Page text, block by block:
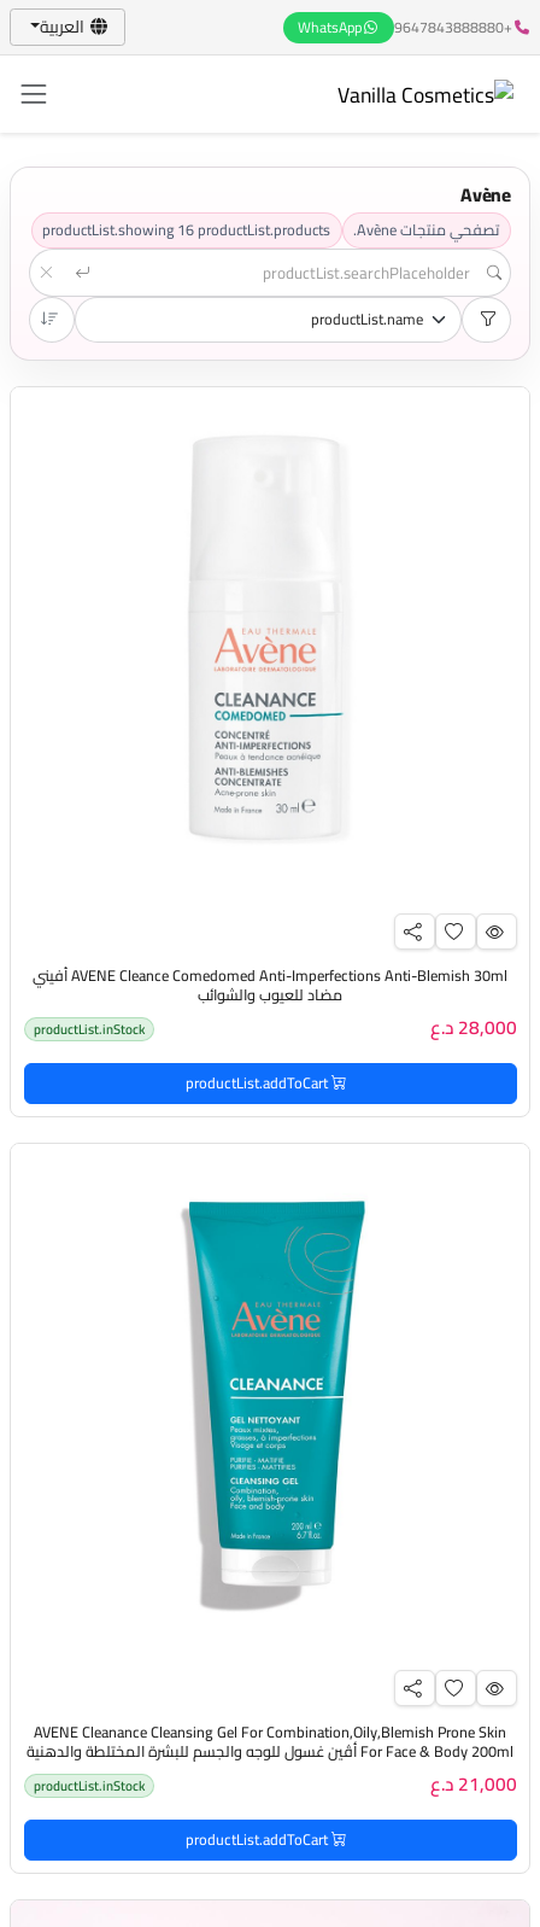
+9647843888880
WhatsApp العربية
Avène
تصفحي منتجات Avène. productList.showing16productList.products
AVENE Cleance Comedomed Anti-Imperfections Anti-Blemish 30ml أفيني
مضاد للعيوب والشوائب
28,000 د.ع productList.inStock
productList.addToCart
AVENE Cleanance Cleansing Gel For Combination,Oily,Blemish Prone Skin
For Face & Body 200ml أڤين غسول للوجه والجسم للبشرة المختلطة والدهنية
21,000 د.ع productList.inStock
productList.addToCart